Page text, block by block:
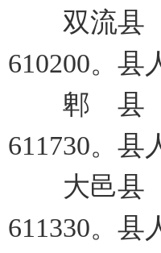
双流县
610200。县
郫 县 面
611730。县
大邑县
611330。县